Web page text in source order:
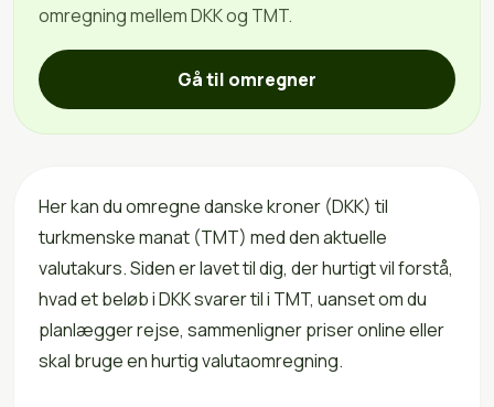
omregning mellem DKK og TMT.
Gå til omregner
Her kan du omregne danske kroner (DKK) til
turkmenske manat (TMT) med den aktuelle
valutakurs. Siden er lavet til dig, der hurtigt vil forstå,
hvad et beløb i DKK svarer til i TMT, uanset om du
planlægger rejse, sammenligner priser online eller
skal bruge en hurtig valutaomregning.